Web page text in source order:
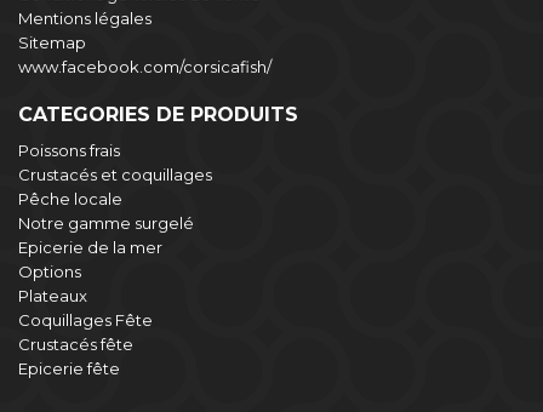
Mentions légales
Sitemap
www.facebook.com/corsicafish/
CATEGORIES DE PRODUITS
Poissons frais
Crustacés et coquillages
Pêche locale
Notre gamme surgelé
Epicerie de la mer
Options
Plateaux
Coquillages Fête
Crustacés fête
Epicerie fête